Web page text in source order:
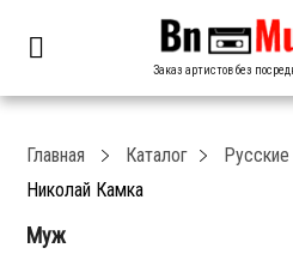
Заказ артистов без
Главная Каталог Русские
Николай Камка
Муж